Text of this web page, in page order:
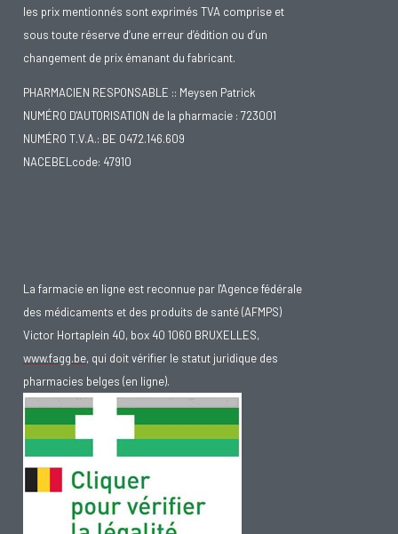
les prix mentionnés sont exprimés TVA comprise et
sous toute réserve d’une erreur d’édition ou d’un
changement de prix émanant du fabricant.
PHARMACIEN RESPONSABLE :: Meysen Patrick
NUMÉRO D'AUTORISATION de la pharmacie : 723001
NUMÉRO T.V.A.: BE 0472.146.609
NACEBELcode: 47910
La farmacie en ligne est reconnue par l'Agence fédérale
des médicaments et des produits de santé (AFMPS)
Victor Hortaplein 40, box 40 1060 BRUXELLES,
www.fagg.be, qui doit vérifier le statut juridique des
pharmacies belges (en ligne).